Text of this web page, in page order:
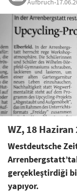
Aufbruch•
WZ, 18 Haziran
Westdeutsche
gerçekleştirdiği
yapıyor.